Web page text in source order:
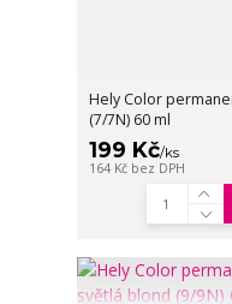
Hely Color
(7/7N) 60 ml
199 Kč/ks
164 Kč bez DPH